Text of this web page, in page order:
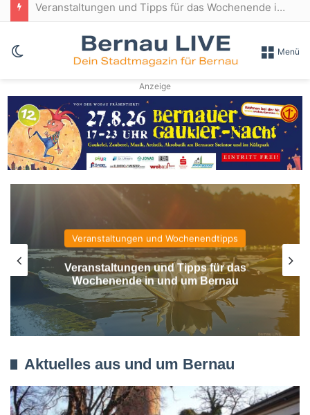
Patientenfürsprecher/Patientenfürsprecherin (m/w/d) – Immanuel Klinikum Bernau
Skin umschalten Menü
Anzeige
Stellen- und Ausbildungsangebote
Patientenfürsprecher/Patientenfürsprecherin
(m/w/d) – Immanuel Klinikum Bernau
Aktuelles aus und um Bernau